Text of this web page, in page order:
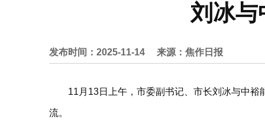
刘冰与
发布时间：2025-11-14 来源：焦作日报
11月13日上午，市委副书记、市长刘冰与中
流。